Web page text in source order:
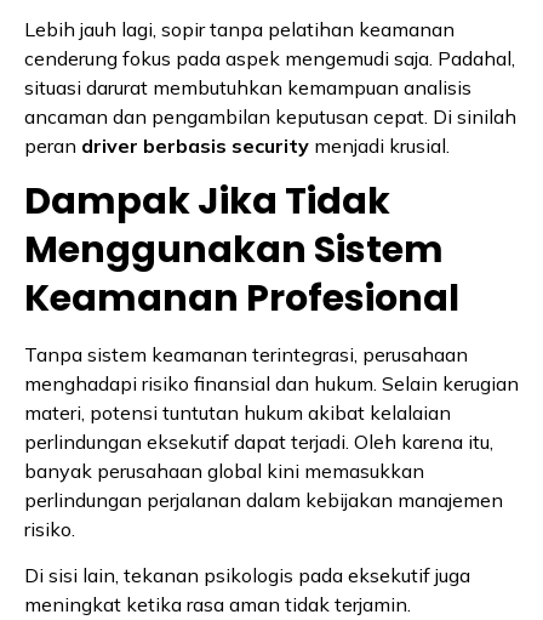
Lebih jauh lagi, sopir tanpa pelatihan keamanan
cenderung fokus pada aspek mengemudi saja. Padahal,
situasi darurat membutuhkan kemampuan analisis
ancaman dan pengambilan keputusan cepat. Di sinilah
peran driver berbasis security menjadi krusial.
Dampak Jika Tidak
Menggunakan Sistem
Keamanan Profesional
Tanpa sistem keamanan terintegrasi, perusahaan
menghadapi risiko finansial dan hukum. Selain kerugian
materi, potensi tuntutan hukum akibat kelalaian
perlindungan eksekutif dapat terjadi. Oleh karena itu,
banyak perusahaan global kini memasukkan
perlindungan perjalanan dalam kebijakan manajemen
risiko.
Di sisi lain, tekanan psikologis pada eksekutif juga
meningkat ketika rasa aman tidak terjamin.